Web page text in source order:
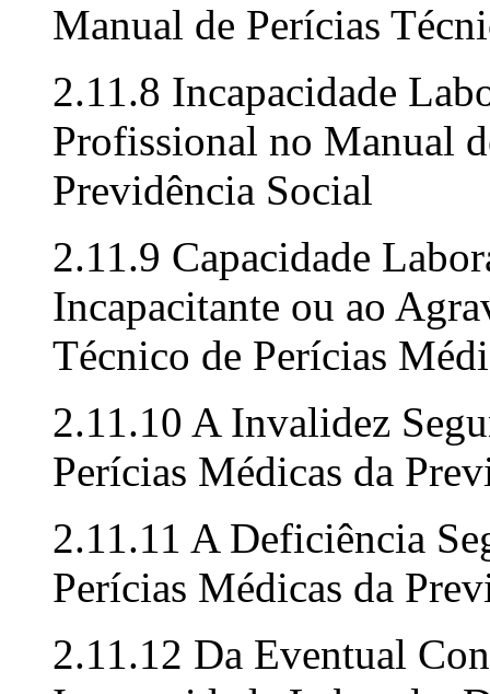
Manual de Perícias
2.11.8 Incapacidade
Profissional no Manual
Previdência Social
2.11.9 Capacidade
Incapacitante ou ao
Técnico de Perícias
2.11.10 A Invalidez
Perícias Médicas da
2.11.11 A Deficiência
Perícias Médicas da
2.11.12 Da Eventual